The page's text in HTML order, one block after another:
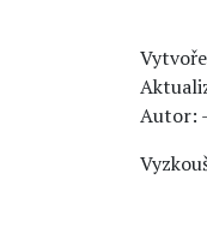
Autor: